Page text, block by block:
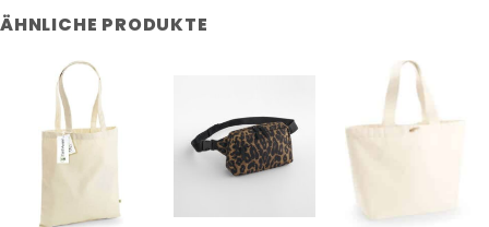
ÄHNLICHE PRODUKTE